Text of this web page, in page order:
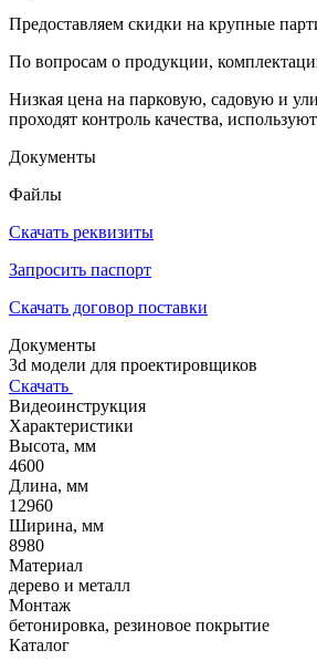
Предоставляем скидки на крупные
По вопросам о продукции,
Низкая цена на парковую, садовую и
проходят контроль качества,
Документы
Файлы
Скачать реквизиты
Запросить паспорт
Скачать договор поставки
Документы
3d модели для проектировщиков
Скачать
Видеоинструкция
Характеристики
Высота, мм
4600
Длина, мм
12960
Ширина, мм
8980
Материал
дерево и металл
Монтаж
бетонировка, резиновое покрытие
Каталог